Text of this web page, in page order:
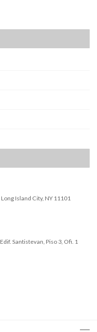
Island City, NY 11101
Santistevan, Piso 3, Ofi. 1